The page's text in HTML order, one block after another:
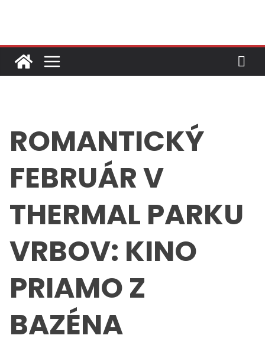
ROMANTICKÝ
FEBRUÁR V
THERMAL PARKU
VRBOV: KINO
PRIAMO Z
BAZÉNA